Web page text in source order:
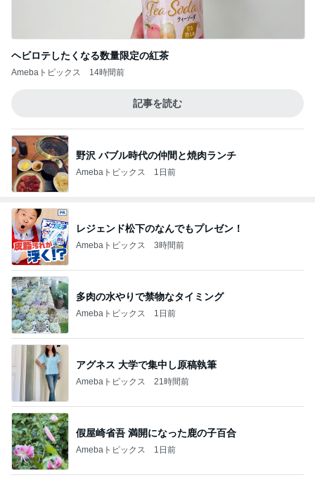
ヘビロテしたくなる数量限定の紅茶
Amebaトピックス 14時間前
記事を読む
野沢 バブル時代の仲間と焼肉ランチ
Amebaトピックス 1日前
レジェンド松下のなんでもプレゼン！
Amebaトピックス 3時間前
多肉の水やりで禁物なタイミング
Amebaトピックス 1日前
アグネス 大学で集中し原稿執筆
Amebaトピックス 21時間前
假屋崎省吾 満開になった鹿の子百合
Amebaトピックス 1日前